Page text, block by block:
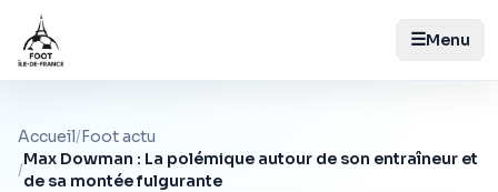
☰Menu
Accueil/Foot actu
/
Max Dowman : La polémique autour de son entraîneur et
de sa montée fulgurante